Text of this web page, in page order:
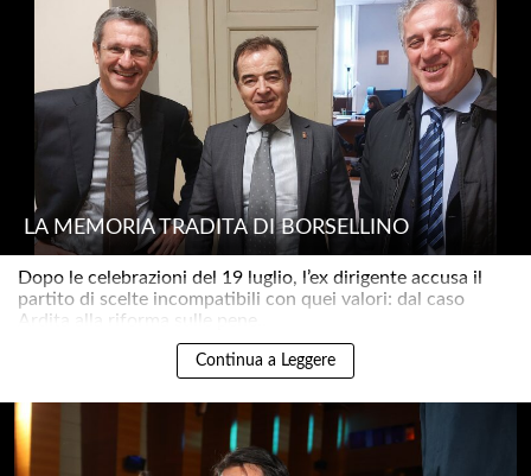
LA MEMORIA TRADITA DI BORSELLINO
Dopo le celebrazioni del 19 luglio, l’ex dirigente accusa il
partito di scelte incompatibili con quei valori: dal caso
Ardita alla riforma sulle pene..
Continua a Leggere